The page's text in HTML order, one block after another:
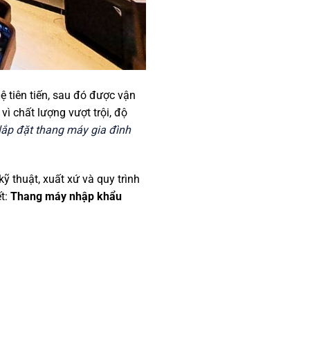
tiên tiến, sau đó được vận
chất lượng vượt trội, độ
đặt thang máy gia đình
thuật, xuất xứ và quy trình
Thang máy nhập khẩu